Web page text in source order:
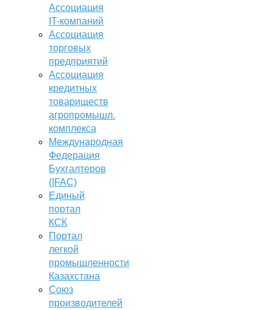
Ассоциация
IT-компаний
Ассоциация
торговых
предприятий
Ассоциация
кредитных
товариществ
агропромышл.
комплекса
Международная
Федерация
Бухгалтеров
(IFAC)
Единый
портал
КСК
Портал
легкой
промышленности
Казахстана
Союз
производителей